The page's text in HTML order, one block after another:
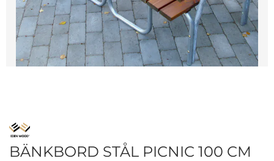
BÄNKBORD STÅL PICNIC 100 CM